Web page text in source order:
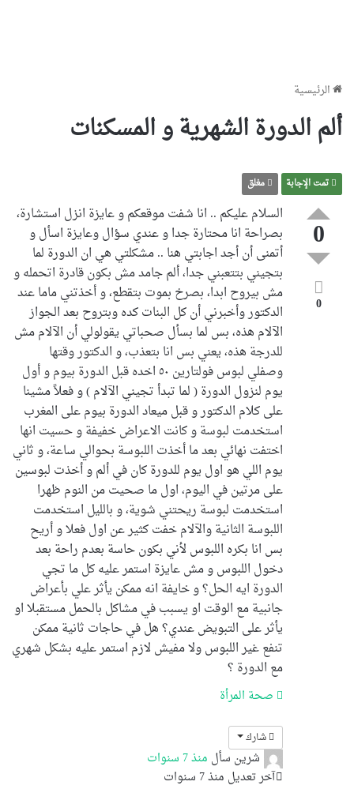
الرئيسية
ألم الدورة الشهرية و المسكنات
تمت الإجابة مغلق
0
0
السلام عليكم .. انا شفت موقعكم و عايزة انزل استشارة،
بصراحة انا محتارة جدا و عندي سؤال وعايزة اسأل و
أتمنى أن أجد اجابتي هنا .. مشكلتي هي ان الدورة لما
بتجيني بتتعبني جدا، ألم جامد مش بكون قادرة اتحمله و
مش بيروح ابدا، بصرخ بموت بتقطع، و أخذتني ماما عند
الدكتور وأخبرني أن كل البنات كده وبتروح بعد الجواز
الآلام هذه، بس لما بسأل صحباتي يقولولي أن الآلام مش
للدرجة هذه، يعني بس انا بتعذب، و الدكتور وقتها
وصفلي لبوس فولتارين ٥٠ اخده قبل الدورة بيوم و أول
يوم لنزول الدورة ( لما تبدأ تجيني الآلام ) و فعلاً مشينا
على كلام الدكتور و قبل ميعاد الدورة بيوم على المغرب
استخدمت لبوسة و كانت الاعراض خفيفة و حسيت انها
اختفت نهائي بعد ما أخذت اللبوسة بحوالي ساعة، و ثاني
يوم اللي هو اول يوم للدورة كان في ألم و أخذت لبوسين
على مرتين في اليوم، اول ما صحيت من النوم ظهرا
استخدمت لبوسة ريحتني شوية، و بالليل استخدمت
اللبوسة الثانية والآلام خفت كثير عن اول فعلا و أريح
بس انا بكره اللبوس لأني بكون حاسة بعدم راحة بعد
دخول اللبوس و مش عايزة استمر عليه كل ما تجي
الدورة ايه الحل؟ و خايفة انه ممكن يأثر علي بأعراض
جانبية مع الوقت او يسبب في مشاكل بالحمل مستقبلا او
يأثر على التبويض عندي؟ هل في حاجات ثانية ممكن
تنفع غير اللبوس ولا مفيش لازم استمر عليه بشكل شهري
مع الدورة ؟
صحة المرأة
شارك
شرين سأل منذ 7 سنوات
آخر تعديل منذ 7 سنوات